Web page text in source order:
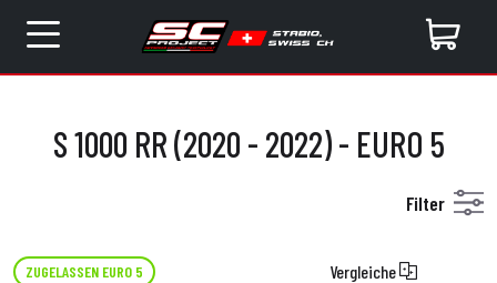
S 1000 RR (2020 - 2022) - EURO 5
Filter
ZUGELASSEN EURO 5 Vergleiche